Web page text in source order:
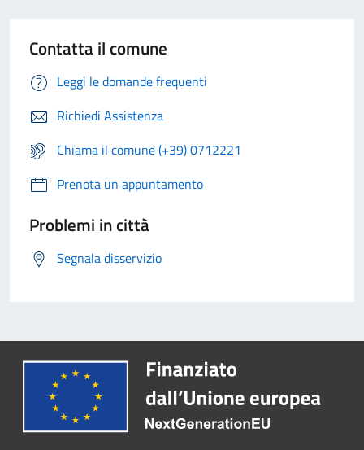
Contatta il comune
Leggi le domande frequenti
Richiedi Assistenza
Chiama il comune (+39) 0712221
Prenota un appuntamento
Problemi in città
Segnala disservizio